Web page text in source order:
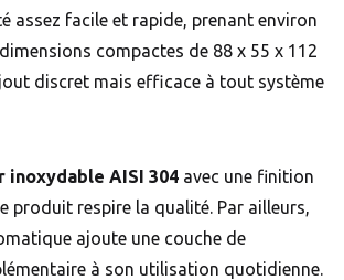
assez facile et rapide, prenant environ
dimensions compactes de 88 x 55 x 112
discret mais efficace à tout système
inoxydable AISI 304 avec une finition
produit respire la qualité. Par ailleurs,
ajoute une couche de
à son utilisation quotidienne.